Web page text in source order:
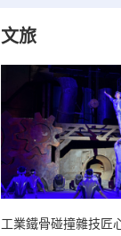
文旅
工業鐵骨碰撞雜技匠